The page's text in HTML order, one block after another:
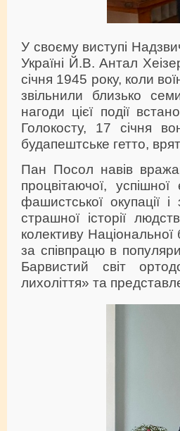
У своєму виступі
Україні Й.В. Антал
січня 1945 року, коли
звільнили близько
нагоди цієї події
Голокосту, 17 січня
будапештське гетто,
Пан Посол навів
процвітаючої,
фашистської окупації
страшної історії
колективу Національної
за співпрацю в
Барвистий світ
лихоліття» та